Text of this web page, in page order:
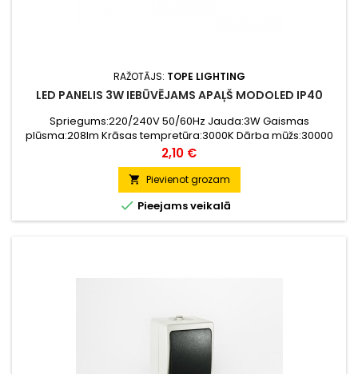
RAŽOTĀJS: TOPE LIGHTING
LED PANELIS 3W IEBŪVĒJAMS APAĻŠ MODOLED IP40
Spriegums:220/240V 50/60Hz Jauda:3W Gaismas
plūsma:208lm Krāsas tempretūra:3000K Dārba mūžs:30000
Izmērs:Ø85x1,5mm
Cena
2,10 €
 Pievienot grozam
 Pieejams veikalā